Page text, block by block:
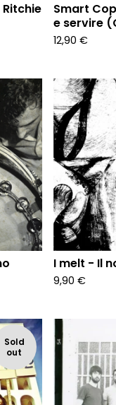
Ritchie
Smart
e servire
12,90 €
I melt - Il
9,90 €
Sold
out